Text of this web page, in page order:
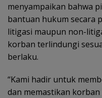
menyampaikan bahwa
bantuan hukum secara
litigasi maupun non-
korban terlindungi
berlaku.
“Kami hadir untuk
dan memastikan